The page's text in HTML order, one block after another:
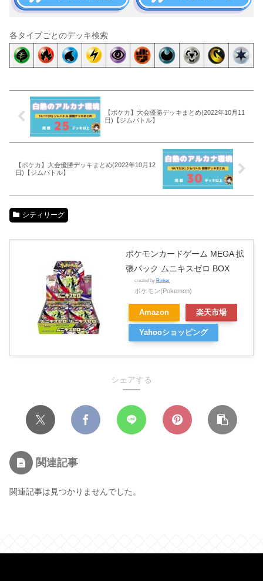
各タイプごとのデッキ検索
【ポケカ】大会優勝デッキまとめ(2022年10月11
日)【ジムバトル】
【ポケカ】大会優勝デッキまとめ(2022年10月12
日)【ジムバトル】
シティリーグ
ポケモンカードゲーム MEGA 拡
張パック ムニキスゼロ BOX
created by Rinker
ポケモン(Pokemon)
Amazon 楽天市場
Yahooショッピング
シェアする
関連記事
関連記事は見つかりませんでした。